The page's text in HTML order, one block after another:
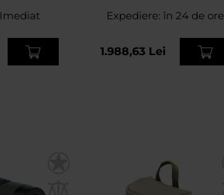
Imediat
Expediere:în 24 de ore
1.988,63 Lei